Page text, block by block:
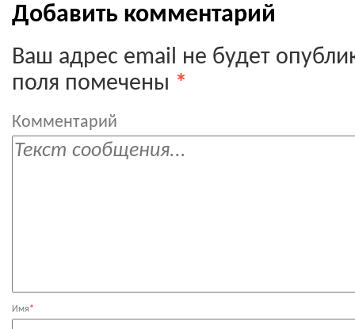
Добавить комментарий
Ваш адрес email не будет
поля помечены *
Комментарий
Имя*